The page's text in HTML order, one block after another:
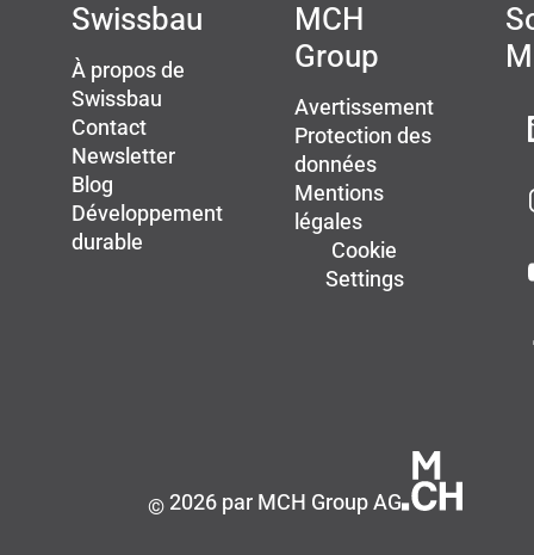
Swissbau
À propos de
Swissbau
Contact
Newsletter
Blog
Développement
durable
MCH
Group
Avertissement
Protection des
données
Mentions
légales
Cookie
Settings
©2026 par MCH Group AG